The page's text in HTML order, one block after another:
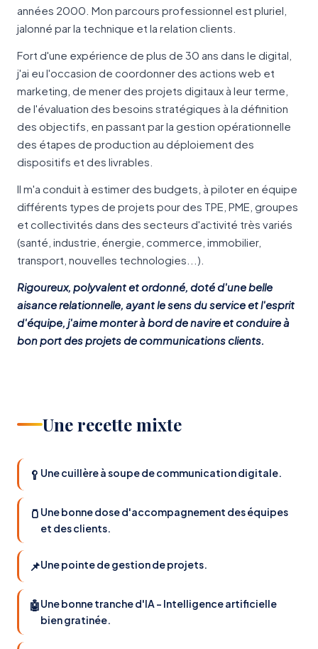
années 2000. Mon parcours professionnel est pluriel,
jalonné par la technique et la relation clients.
Fort d'une expérience de plus de 30 ans dans le digital,
j'ai eu l'occasion de coordonner des actions web et
marketing, de mener des projets digitaux à leur terme,
de l'évaluation des besoins stratégiques à la définition
des objectifs, en passant par la gestion opérationnelle
des étapes de production au déploiement des
dispositifs et des livrables.
Il m'a conduit à estimer des budgets, à piloter en équipe
différents types de projets pour des TPE, PME, groupes
et collectivités dans des secteurs d'activité très variés
(santé, industrie, énergie, commerce, immobilier,
transport, nouvelles technologies...).
Rigoureux, polyvalent et ordonné, doté d'une belle
aisance relationnelle, ayant le sens du service et l'esprit
d'équipe, j'aime monter à bord de navire et conduire à
bon port des projets de communications clients.
Une recette mixte
🥄 Une cuillère à soupe de communication digitale.
🫙 Une bonne dose d'accompagnement des équipes
et des clients.
📌Une pointe de gestion de projets.
🤖Une bonne tranche d'IA – Intelligence artificielle
bien gratinée.